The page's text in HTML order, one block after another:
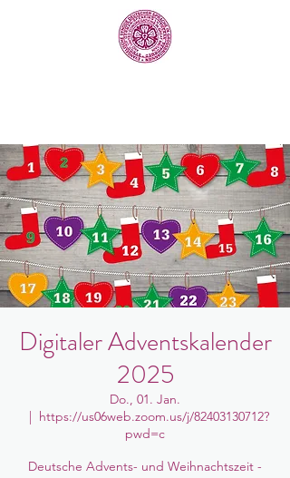
Digitaler Adventskalender
2025
Do., 01. Jan.
  |
https://us06web.zoom.us/j/82403130712?
pwd=c
Deutsche Advents- und Weihnachtszeit -